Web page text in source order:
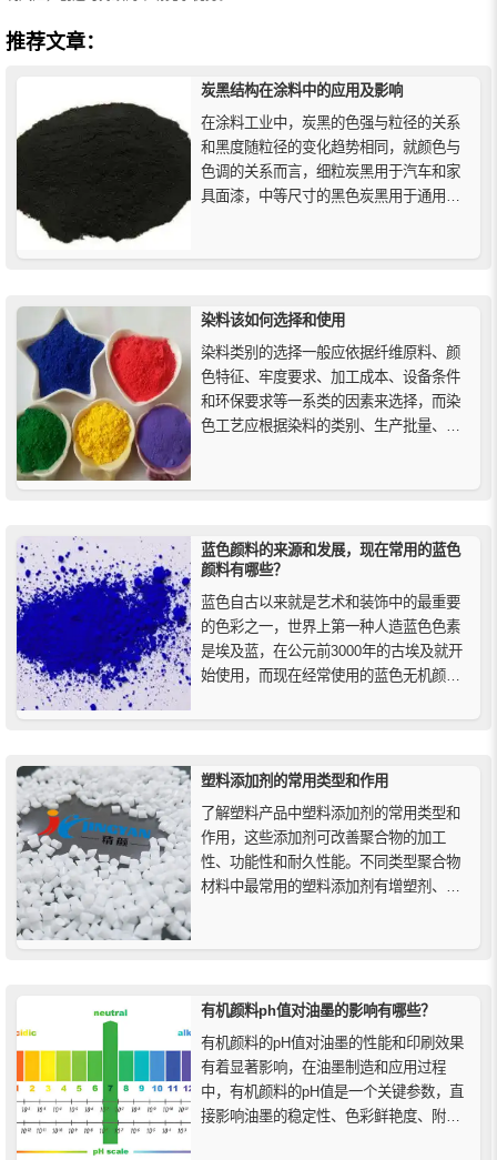
推荐文章：
炭黑结构在涂料中的应用及影响
在涂料工业中，炭黑的色强与粒径的关系
和黑度随粒径的变化趋势相同，就颜色与
色调的关系而言，细粒炭黑用于汽车和家
具面漆，中等尺寸的黑色炭黑用于通用公
染料该如何选择和使用
染料类别的选择一般应依据纤维原料、颜
色特征、牢度要求、加工成本、设备条件
和环保要求等一系类的因素来选择，而染
色工艺应根据染料的类别、生产批量、设
蓝色颜料的来源和发展，现在常用的蓝色
颜料有哪些？
蓝色自古以来就是艺术和装饰中的最重要
的色彩之一，世界上第一种人造蓝色色素
是埃及蓝，在公元前3000年的古埃及就开
始使用，而现在经常使用的蓝色无机颜料
蓝色颜料有酞菁蓝。
塑料添加剂的常用类型和作用
了解塑料产品中塑料添加剂的常用类型和
作用，这些添加剂可改善聚合物的加工
性、功能性和耐久性能。不同类型聚合物
材料中最常用的塑料添加剂有增塑剂、阻
作用。
有机颜料ph值对油墨的影响有哪些？
有机颜料的pH值对油墨的性能和印刷效果
有着显著影响，在油墨制造和应用过程
中，有机颜料的pH值是一个关键参数，直
接影响油墨的稳定性、色彩鲜艳度、附着